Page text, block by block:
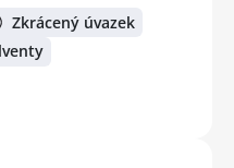
Zkrácený úvazek